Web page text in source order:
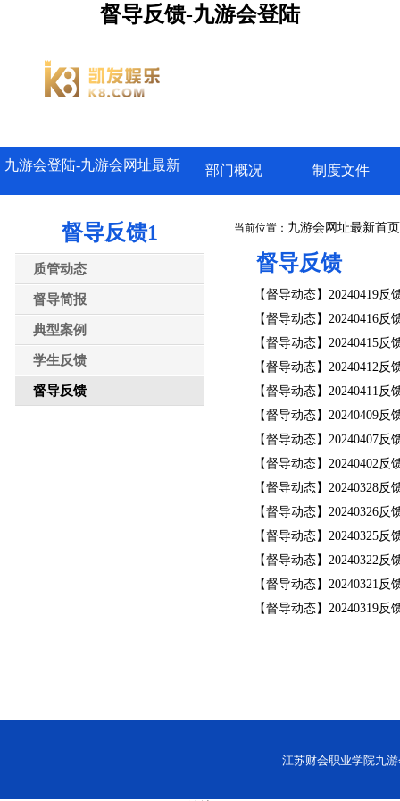
督导反馈-九游会登陆
九游会登陆-九游会网址最新 部门概况 制度文件
督导反馈1
质管动态
督导简报
典型案例
学生反馈
督导反馈
当前位置： 九游会网址最新首页
督导反馈
【督导动态】20240419反
【督导动态】20240416反
【督导动态】20240415反
【督导动态】20240412反
【督导动态】20240411反
【督导动态】20240409反
【督导动态】20240407反
【督导动态】20240402反
【督导动态】20240328反
【督导动态】20240326反
【督导动态】20240325反
【督导动态】20240322反
【督导动态】20240321反
【督导动态】20240319反
江苏财会职业学院九